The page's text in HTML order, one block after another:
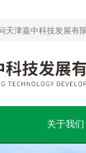
天津嘉中科技发展有
关于我们